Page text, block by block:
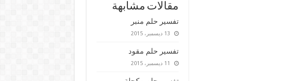
مقالات مشابهة
تفسير حلم منبر
13 ديسمبر، 2015
تفسير حلم مقود
11 ديسمبر، 2015